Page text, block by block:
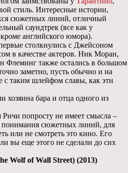
стиль. Интересные истории,
сюжетных линий, отличный
саундтрек (все как у
английского юмора).
столкнулись с Джейсоном
в качестве актеров. Ник Моран,
Флеминг также остались в большом
заметно, пусть обычно и на
с таким шлейфом славы, как эти
хозяина бара и отца одного из
попросту не имеет смысла –
сюжетных линий, для
или не смотреть это кино. Его
вы еще этого не сделали до сих
Wolf of Wall Street) (2013)